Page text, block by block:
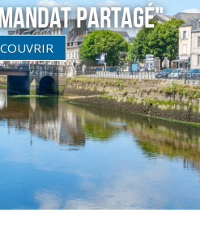
partagé"